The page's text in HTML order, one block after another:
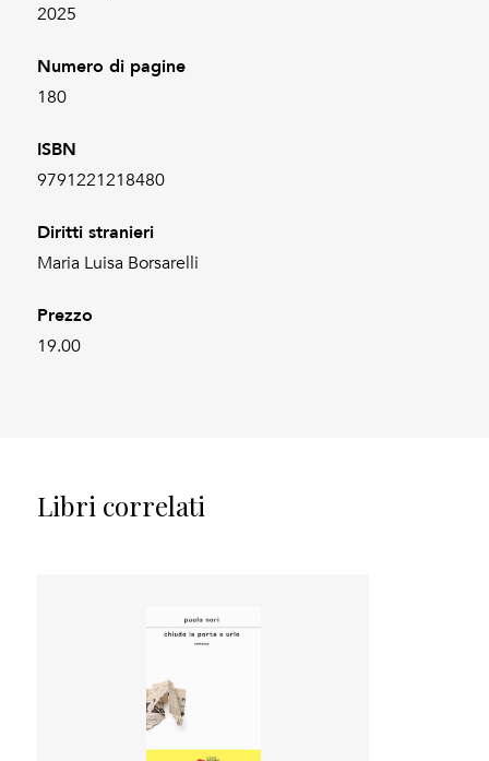
2025
Numero di pagine
180
ISBN
9791221218480
Diritti stranieri
Maria Luisa Borsarelli
Prezzo
19.00
Libri correlati